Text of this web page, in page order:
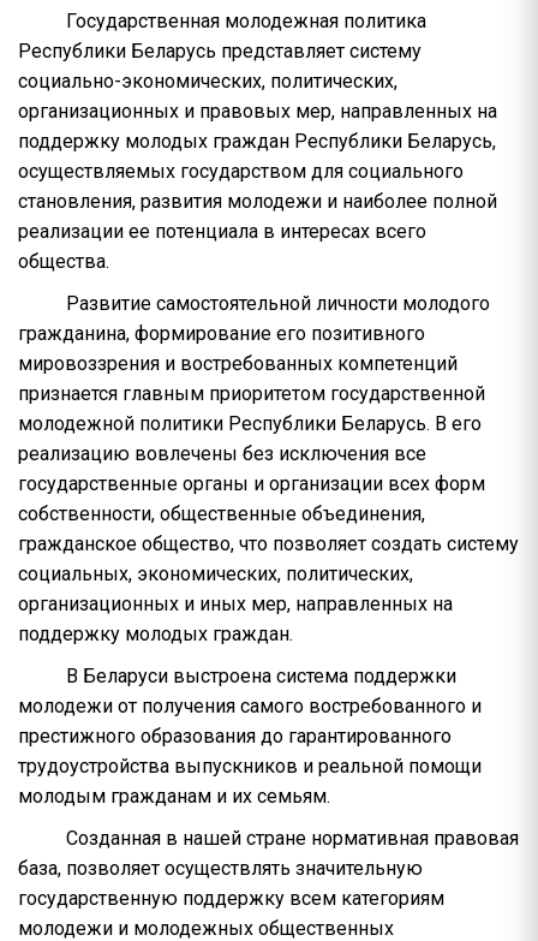
Государственная молодежная политика
Республики Беларусь представляет систему
социально-экономических, политических,
организационных и правовых мер, направленных на
поддержку молодых граждан Республики Беларусь,
осуществляемых государством для социального
становления, развития молодежи и наиболее полной
реализации ее потенциала в интересах всего
общества.
Развитие самостоятельной личности молодого
гражданина, формирование его позитивного
мировоззрения и востребованных компетенций
признается главным приоритетом государственной
молодежной политики Республики Беларусь. В его
реализацию вовлечены без исключения все
государственные органы и организации всех форм
собственности, общественные объединения,
гражданское общество, что позволяет создать систему
социальных, экономических, политических,
организационных и иных мер, направленных на
поддержку молодых граждан.
В Беларуси выстроена система поддержки
молодежи от получения самого востребованного и
престижного образования до гарантированного
трудоустройства выпускников и реальной помощи
молодым гражданам и их семьям.
Созданная в нашей стране нормативная правовая
база, позволяет осуществлять значительную
государственную поддержку всем категориям
молодежи и молодежных общественных